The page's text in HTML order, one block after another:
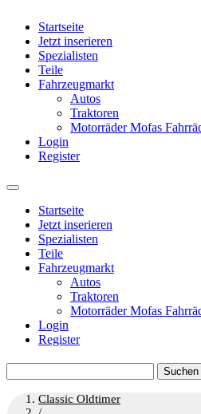
Startseite
Jetzt inserieren
Spezialisten
Teile
Fahrzeugmarkt
Autos
Traktoren
Motorräder Mofas
Login
Register
Startseite
Jetzt inserieren
Spezialisten
Teile
Fahrzeugmarkt
Autos
Traktoren
Motorräder Mofas
Login
Register
nach:
Classic Oldtimer